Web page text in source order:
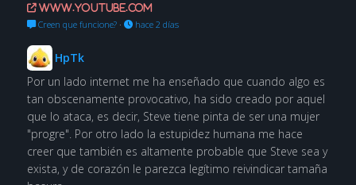
www.youtube.com
Creen que funcione?· hace 2 días
HpTk
Por un lado internet me ha enseñado que cuando algo es
tan obscenamente provocativo, ha sido creado por aquel
que lo ataca, es decir, Steve tiene pinta de ser una mujer
"progre". Por otro lado la estupidez humana me hace
creer que también es altamente probable que Steve sea y
exista, y de corazón le parezca legítimo reivindicar tamaña